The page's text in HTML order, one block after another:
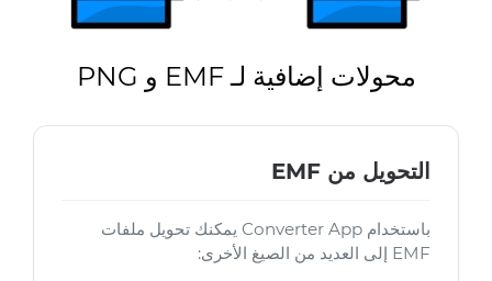
محولات إضافية لـ EMF و PNG
التحويل من EMF
باستخدام Converter App يمكنك تحويل ملفات
EMF إلى العديد من الصيغ الأخرى: